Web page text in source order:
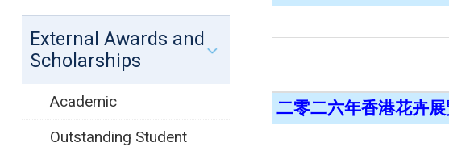
二零二六年香港花卉
External Awards and
Scholarships
Academic
Outstanding Student